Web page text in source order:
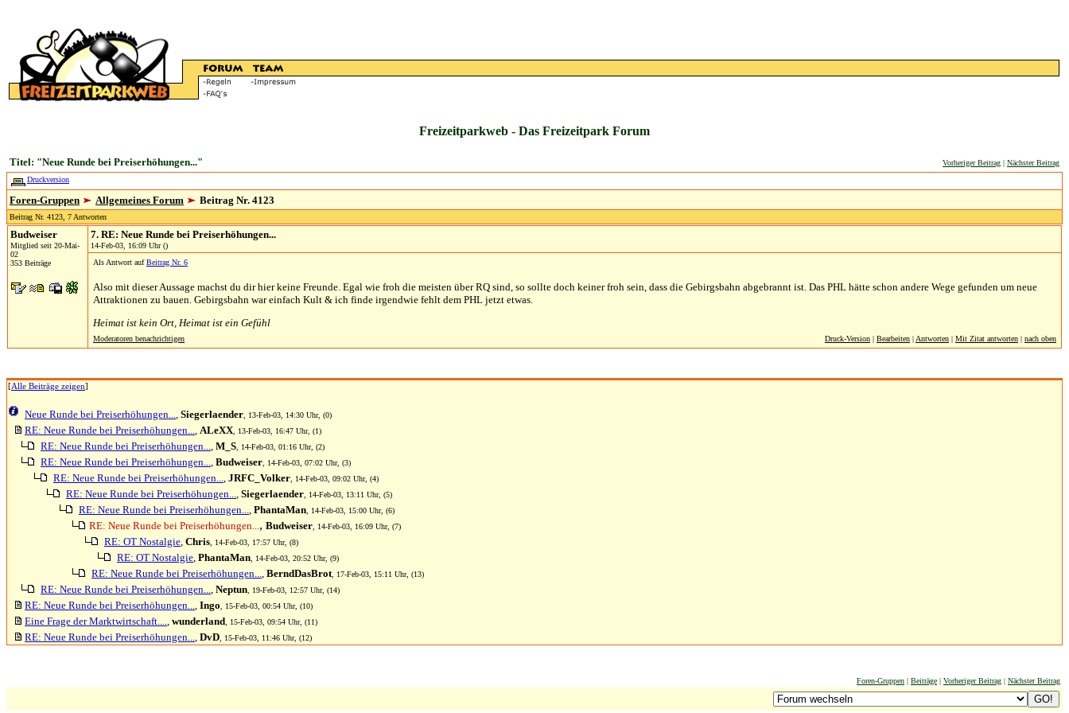
Freizeitparkweb - Das Freizeitpark Forum
Titel: "Neue Runde bei Preiserhöhungen..." Vorheriger Beitrag | Nächster Beitrag
Druckversion
Foren-Gruppen Allgemeines Forum Beitrag Nr. 4123
Beitrag Nr. 4123, 7 Antworten
Budweiser
Mitglied seit 20-Mai-
02
353 Beiträge
7. RE: Neue Runde bei Preiserhöhungen...
14-Feb-03, 16:09 Uhr ()
Als Antwort aufBeitrag Nr. 6
Also mit dieser Aussage machst du dir hier keine Freunde. Egal wie froh die meisten über RQ sind, so sollte doch keiner froh sein, dass die Gebirgsbahn abgebrannt ist. Das PHL hätte schon andere Wege gefunden um neue
Attraktionen zu bauen. Gebirgsbahn war einfach Kult & ich finde irgendwie fehlt dem PHL jetzt etwas.
Heimat ist kein Ort, Heimat ist ein Gefühl
Moderatoren benachrichtigen Druck-Version | Bearbeiten | Antworten | Mit Zitat antworten | nach oben
[Alle Beiträge zeigen]
Neue Runde bei Preiserhöhungen..., Siegerlaender , 13-Feb-03, 14:30 Uhr, (0)
RE: Neue Runde bei Preiserhöhungen..., ALeXX , 13-Feb-03, 16:47 Uhr, (1)
RE: Neue Runde bei Preiserhöhungen..., M_S , 14-Feb-03, 01:16 Uhr, (2)
RE: Neue Runde bei Preiserhöhungen..., Budweiser , 14-Feb-03, 07:02 Uhr, (3)
RE: Neue Runde bei Preiserhöhungen..., JRFC_Volker , 14-Feb-03, 09:02 Uhr, (4)
RE: Neue Runde bei Preiserhöhungen..., Siegerlaender , 14-Feb-03, 13:11 Uhr, (5)
RE: Neue Runde bei Preiserhöhungen..., PhantaMan , 14-Feb-03, 15:00 Uhr, (6)
RE: Neue Runde bei Preiserhöhungen..., Budweiser , 14-Feb-03, 16:09 Uhr, (7)
RE: OT Nostalgie, Chris , 14-Feb-03, 17:57 Uhr, (8)
RE: OT Nostalgie, PhantaMan , 14-Feb-03, 20:52 Uhr, (9)
RE: Neue Runde bei Preiserhöhungen..., BerndDasBrot , 17-Feb-03, 15:11 Uhr, (13)
RE: Neue Runde bei Preiserhöhungen..., Neptun , 19-Feb-03, 12:57 Uhr, (14)
RE: Neue Runde bei Preiserhöhungen..., Ingo , 15-Feb-03, 00:54 Uhr, (10)
Eine Frage der Marktwirtschaft...., wunderland , 15-Feb-03, 09:54 Uhr, (11)
RE: Neue Runde bei Preiserhöhungen..., DvD , 15-Feb-03, 11:46 Uhr, (12)
Foren-Gruppen | Beiträge | Vorheriger Beitrag | Nächster Beitrag